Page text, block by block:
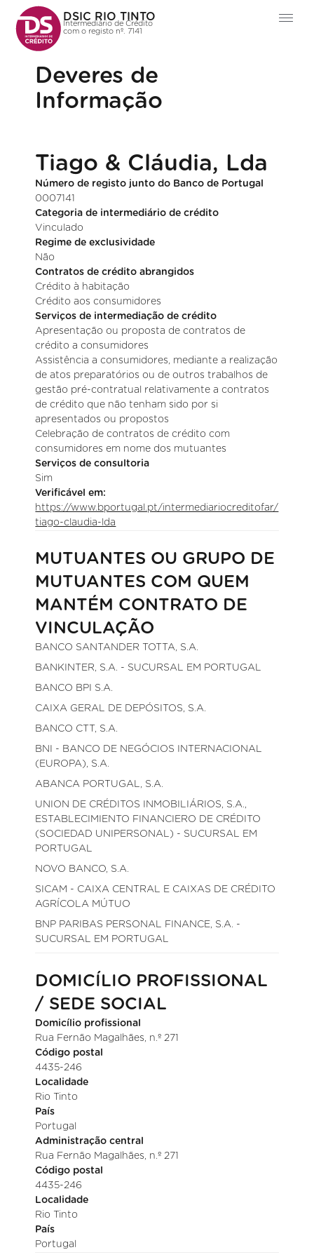
DSIC RIO TINTO
Intermediário de Crédito
com o registo nº. 7141
Deveres de
Informação
Tiago & Cláudia, Lda
Número de registo junto do Banco de Portugal
0007141
Categoria de intermediário de crédito
Vinculado
Regime de exclusividade
Não
Contratos de crédito abrangidos
Crédito à habitação
Crédito aos consumidores
Serviços de intermediação de crédito
Apresentação ou proposta de contratos de
crédito a consumidores
Assistência a consumidores, mediante a realização
de atos preparatórios ou de outros trabalhos de
gestão pré-contratual relativamente a contratos
de crédito que não tenham sido por si
apresentados ou propostos
Celebração de contratos de crédito com
consumidores em nome dos mutuantes
Serviços de consultoria
Sim
Verificável em:
https://www.bportugal.pt/intermediariocreditofar/
tiago-claudia-lda
MUTUANTES OU GRUPO DE
MUTUANTES COM QUEM
MANTÉM CONTRATO DE
VINCULAÇÃO
BANCO SANTANDER TOTTA, S.A.
BANKINTER, S.A. - SUCURSAL EM PORTUGAL
BANCO BPI S.A.
CAIXA GERAL DE DEPÓSITOS, S.A.
BANCO CTT, S.A.
BNI - BANCO DE NEGÓCIOS INTERNACIONAL
(EUROPA), S.A.
ABANCA PORTUGAL, S.A.
UNION DE CRÉDITOS INMOBILIÁRIOS, S.A.,
ESTABLECIMIENTO FINANCIERO DE CRÉDITO
(SOCIEDAD UNIPERSONAL) - SUCURSAL EM
PORTUGAL
NOVO BANCO, S.A.
SICAM - CAIXA CENTRAL E CAIXAS DE CRÉDITO
AGRÍCOLA MÚTUO
BNP PARIBAS PERSONAL FINANCE, S.A. -
SUCURSAL EM PORTUGAL
DOMICÍLIO PROFISSIONAL
/ SEDE SOCIAL
Domicílio profissional
Rua Fernão Magalhães, n.º 271
Código postal
4435-246
Localidade
Rio Tinto
País
Portugal
Administração central
Rua Fernão Magalhães, n.º 271
Código postal
4435-246
Localidade
Rio Tinto
País
Portugal